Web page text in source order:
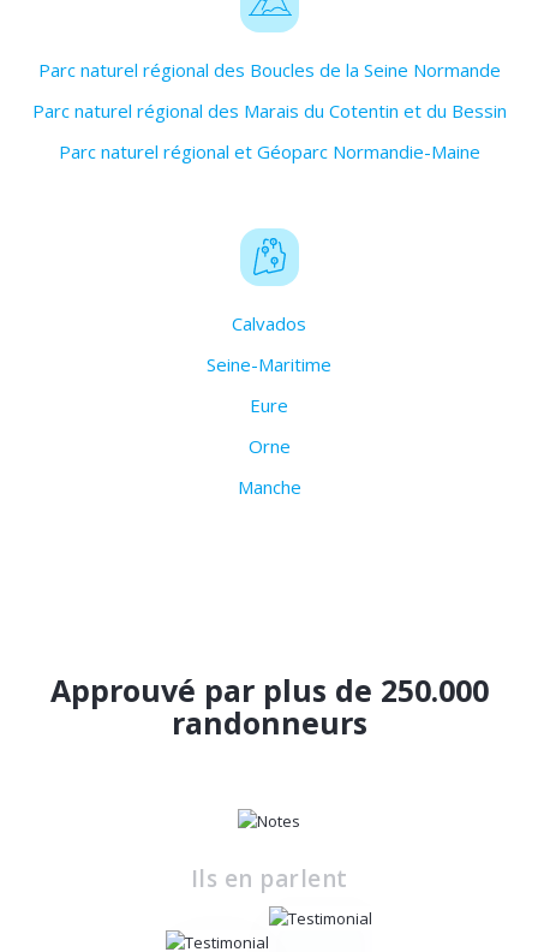
Parc naturel régional des Boucles de la Seine Normande
Parc naturel régional des Marais du Cotentin et du Bessin
Parc naturel régional et Géoparc Normandie-Maine
Calvados
Seine-Maritime
Eure
Orne
Manche
Approuvé par plus de 250.000
randonneurs
Ils en parlent